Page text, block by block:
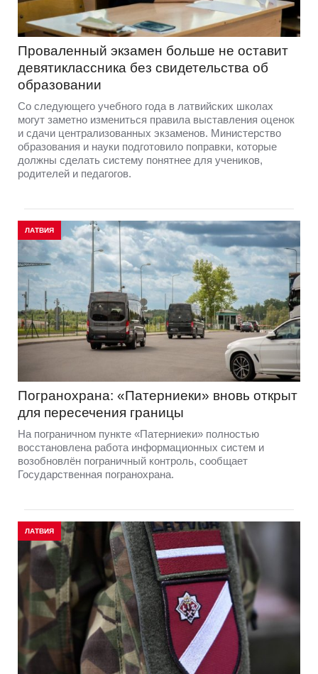
Проваленный экзамен больше не оставит
девятиклассника без свидетельства об
образовании
Со следующего учебного года в латвийских школах
могут заметно измениться правила выставления оценок
и сдачи централизованных экзаменов. Министерство
образования и науки подготовило поправки, которые
должны сделать систему понятнее для учеников,
родителей и педагогов.
ЛАТВИЯ
Погранохрана: «Патерниеки» вновь открыт
для пересечения границы
На пограничном пункте «Патерниеки» полностью
восстановлена работа информационных систем и
возобновлён пограничный контроль, сообщает
Государственная погранохрана.
ЛАТВИЯ